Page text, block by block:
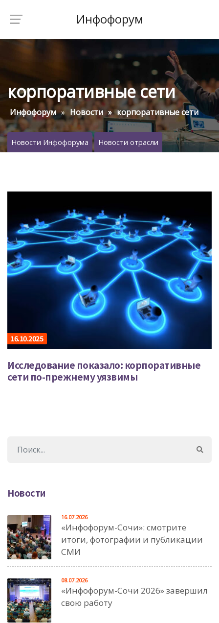
Инфофорум
корпоративные сети
Инфофорум Новости корпоративные сети
Новости Инфофорума Новости отрасли
16.10.2025
Исследование показало: корпоративные
сети по-прежнему уязвимы
Новости
«Инфофорум-Сочи»: смотрите
итоги, фотографии и публикации
СМИ
16.07.2026
«Инфофорум-Сочи 2026» завершил
свою работу
08.07.2026